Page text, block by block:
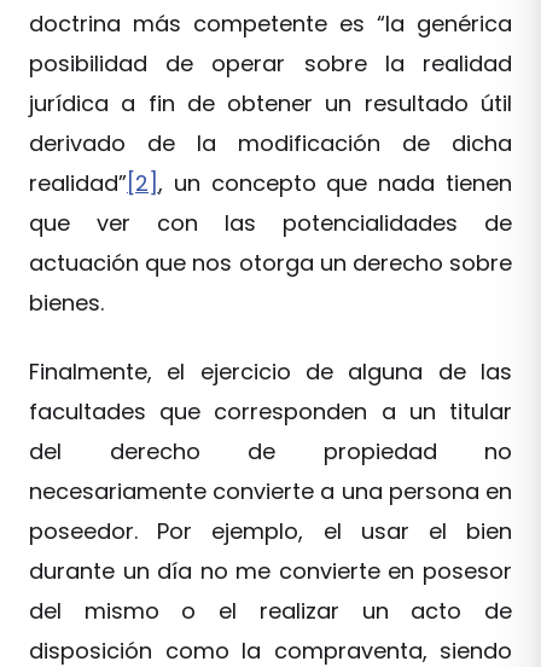
doctrina más competente es “la genérica
posibilidad de operar sobre la realidad
jurídica a fin de obtener un resultado útil
derivado de la modificación de dicha
realidad”[2], un concepto que nada tienen
que ver con las potencialidades de
actuación que nos otorga un derecho sobre
bienes.
Finalmente, el ejercicio de alguna de las
facultades que corresponden a un titular
del derecho de propiedad no
necesariamente convierte a una persona en
poseedor. Por ejemplo, el usar el bien
durante un día no me convierte en posesor
del mismo o el realizar un acto de
disposición como la compraventa, siendo